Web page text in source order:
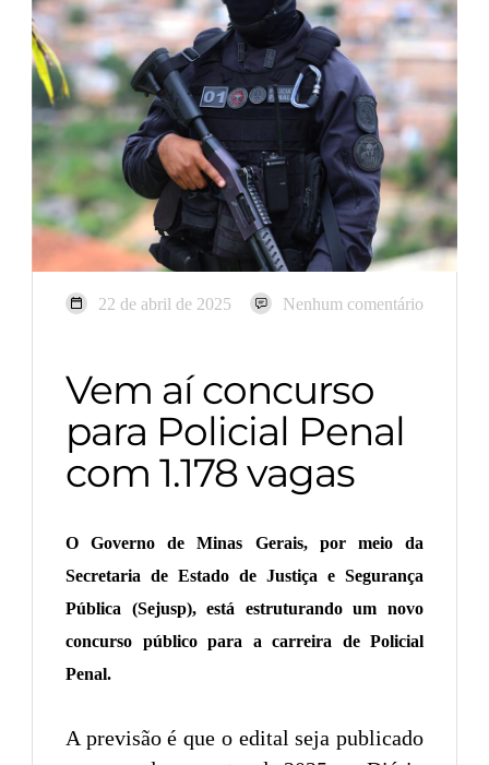
22 de abril de 2025 Nenhum comentário
Vem aí concurso
para Policial Penal
com 1.178 vagas
O Governo de Minas Gerais, por meio da
Secretaria de Estado de Justiça e Segurança
Pública (Sejusp), está estruturando um novo
concurso público para a carreira de Policial
Penal.
A previsão é que o edital seja publicado